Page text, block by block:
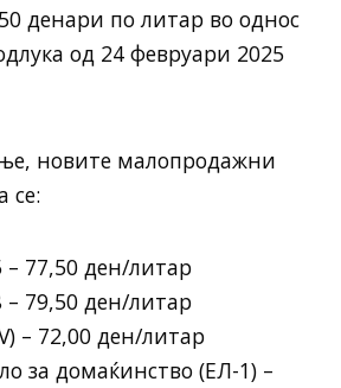
денари по литар во однос
од 24 февруари 2025
новите малопродажни
се:
77,50 ден/литар
79,50 ден/литар
– 72,00 ден/литар
за домаќинство (ЕЛ-1) –